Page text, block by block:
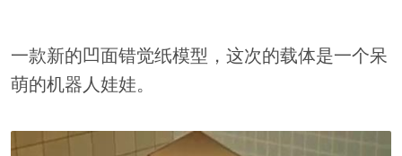
一款新的凹面错觉纸模型，这次的载体是一个呆
萌的机器人娃娃。